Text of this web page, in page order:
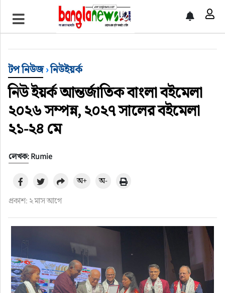
টপ নিউজ
ইন্টারন্যাশনাল
সিলেট বিভাগ
মার্কিন যুক্তরাষ্ট্র
নিউইয়র্ক
ইউরোপ
জাতীয়
টপ নিউজ›নিউইয়র্ক
নিউ ইয়র্ক আন্তর্জাতিক বাংলা বইমেলা
২০২৬ সম্পন্ন, ২০২৭ সালের বইমেলা
২১-২৪ মে
লেখক: Rumie
প্রকাশ: ২ মাস আগে
অ+ অ-